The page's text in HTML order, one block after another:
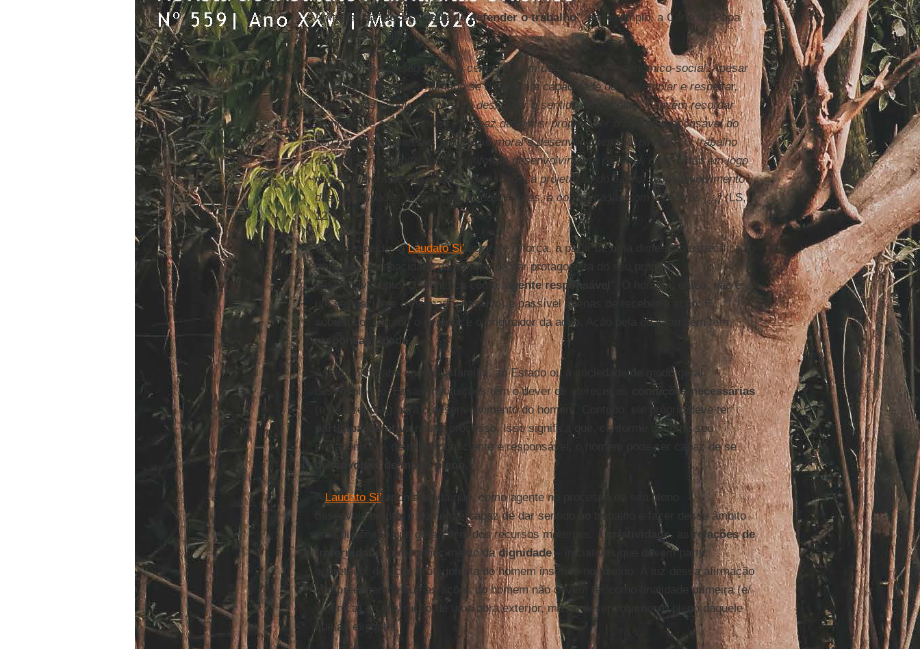
Ao tratar da “necessidade de defender o trabalho”, por exemplo, a Carta do Papa
Francisco enfatiza:
O homem é o protagonista, o centro e o fim de toda a vida econômico-social. Apesar
disso, quando no ser humano se deteriora a capacidade de contemplar e respeitar,
criam-se as condições para se desfigurar o sentido do trabalho. Convém recordar
sempre que o ser humano é “capaz de, por si próprio, ser o agente responsável do
seu bem-estar material, progresso moral e desenvolvimento espiritual”. O trabalho
deveria ser o âmbito deste multiforme desenvolvimento pessoal, onde estão em jogo
muitas dimensões da vida: a criatividade, a projetação do futuro, o desenvolvimento
das capacidades, a exercitação dos valores, a comunicação com os outros [...](LS,
127).
Nesse aspecto, aLaudato Si’aclara e reforça, a partir de uma dimensão específica (o
trabalho), a capacidade do homem de ser protagonista do seu próprio
desenvolvimento. O identifica como “agente responsável
”. O homem, então, não é
um ser paciente (resignado, passivo) e passível apenas de receber a ação. É,
sobretudo, o autor, o gerador e o originador da ação. Ação pela qual também tem
responsabilidade.
Assim, não cabe apenas à família, ao Estado ou à sociedade de modo geral
desenvolvê-lo. Essas instituições têm o dever de oferecer as
condições necessárias
(e de direito[4]) para o desenvolvimento do homem. Contudo, ele próprio deve ter
participação ativa nesse processo. Isso significa que, conforme assume seu
protagonismo, de modo consciente e responsável, o homem pode ser capaz de se
desenvolver de modo pleno
Laudato Si’aponta ainda que, como agente no processo de seu pleno
desenvolvimento, o homem é capaz de dar sentido ao trabalho e fazer desse âmbito
uma dimensão que gera, além dos recursos materiais, a
criatividade, as
relações de
fraternidade , o reconhecimento dadignidade– iniciativas que devem partir,
sobretudo, da ação protagonista do homem inserido no mundo. À luz dessa afirmação
compreendemos que as ações do homem não devem ter como finalidade primeira (e/
ou única) a construção de uma obra exterior, mas o desenvolvimento pleno daquele
que as executa.